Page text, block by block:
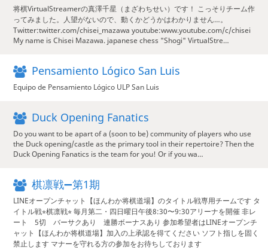
将棋VirtualStreamerの真澤千星（まざわちせい）です！ こっそりチーム作
ってみました。人望がないので、動くかどうかはわかりません…。
Twitter:twitter.com/chisei_mazawa youtube:www.youtube.com/c/chisei
My name is Chisei Mazawa. japanese chess "Shogi" VirtualStre…
Pensamiento Lógico San Luis
Equipo de Pensamiento Lógico ULP San Luis
Duck Opening Fanatics
Do you want to be apart of a (soon to be) community of players who use
the Duck opening/castle as the primary tool in their repertoire? Then the
Duck Opening Fanatics is the team for you! Or if you wa…
棋凛戦➖第1期
LINEオープンチャット【ほんわか将棋道場】のタイトル戦専用チームです タ
イトル戦⭐︎棋凛戦⭐︎ 毎月第二・四日曜日午後8:30〜9:30アリーナを開催 非レ
ート 5切 バーサクあり 連勝ボーナスあり 参加希望者はLINEオープンチ
ャット【ほんわか将棋道場】加入の上承認を得てください ソフト指しを固く
禁止します マナーを守れる方の参加をお待ちしております